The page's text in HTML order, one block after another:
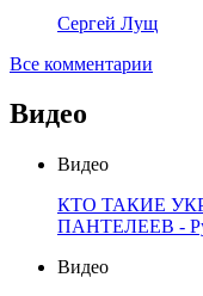
Сергей Лущ
Все комментарии
Видео
Видео
КТО ТАКИЕ
ПАНТЕЛЕЕВ -
Видео